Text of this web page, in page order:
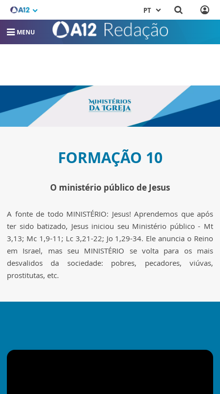
PT
MENU
FORMAÇÃO 10
O ministério público de Jesus
A fonte de todo MINISTÉRIO: Jesus! Aprendemos que após
ter sido batizado, Jesus iniciou seu Ministério público - Mt
3,13; Mc 1,9-11; Lc 3,21-22; Jo 1,29-34. Ele anuncia o Reino
em Israel, mas seu MINISTÉRIO se volta para os mais
desvalidos da sociedade: pobres, pecadores, viúvas,
prostitutas, etc.